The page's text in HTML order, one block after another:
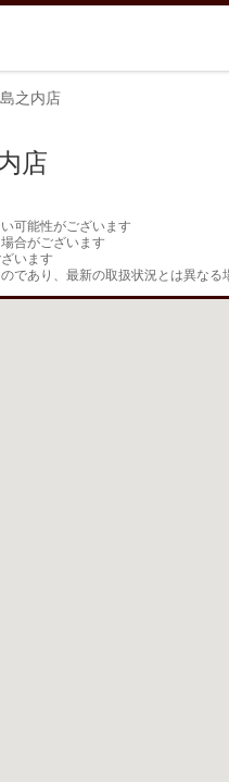
之内店
店
可能性がございます
合がございます
います
であり、最新の取扱状況とは異なる